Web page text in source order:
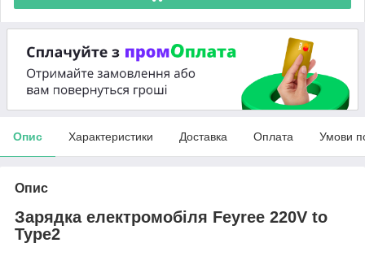
Опис Характеристики Доставка Оплата Умови
Опис
Зарядка електромобіля Feyree 220V to
Type2